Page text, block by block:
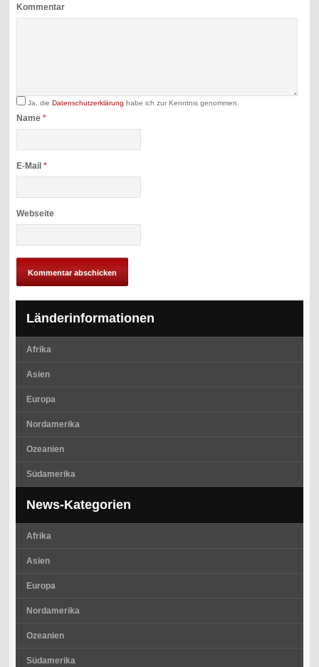
Kommentar
Ja, dieDatenschutzerklärung habe ich zur Kenntnis genommen.
Name*
E-Mail*
Webseite
Länderinformationen
Afrika
Asien
Europa
Nordamerika
Ozeanien
Südamerika
News-Kategorien
Afrika
Asien
Europa
Nordamerika
Ozeanien
Südamerika